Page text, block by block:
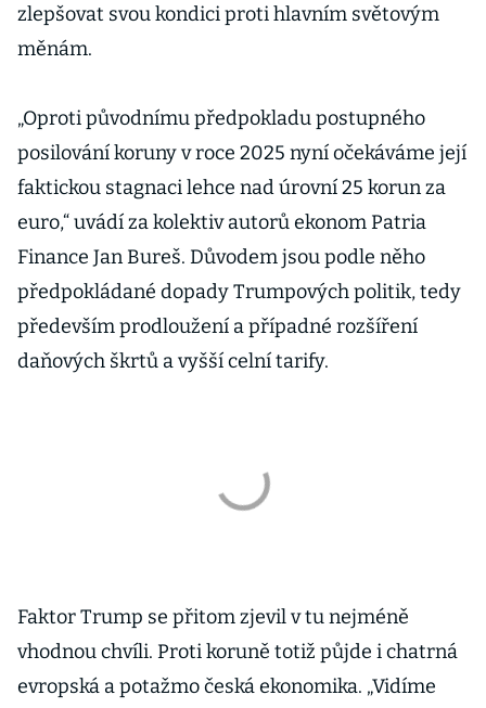
zlepšovat svou kondici proti hlavním světovým
měnám.
„Oproti původnímu předpokladu postupného
posilování koruny v roce 2025 nyní očekáváme její
faktickou stagnaci lehce nad úrovní 25 korun za
euro,“ uvádí za kolektiv autorů ekonom Patria
Finance Jan Bureš. Důvodem jsou podle něho
předpokládané dopady Trumpových politik, tedy
především prodloužení a případné rozšíření
daňových škrtů a vyšší celní tarify.
Faktor Trump se přitom zjevil v tu nejméně
vhodnou chvíli. Proti koruně totiž půjde i chatrná
evropská a potažmo česká ekonomika. „Vidíme